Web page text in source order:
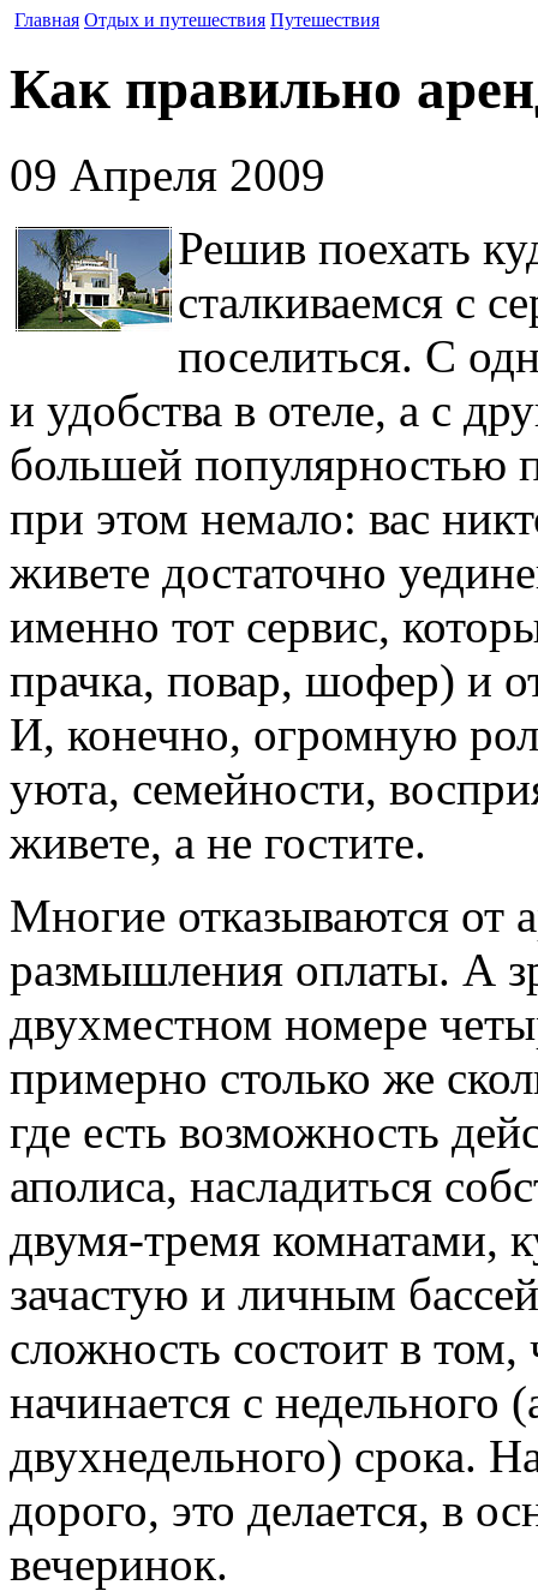
Главная Отдых и путешествия Путешествия
Как правильно
09 Апреля 2009
Решив поехать
сталкиваемся с
поселиться. С
и удобства в отеле, а с
большей популярностью
при этом немало: вас
живете достаточно
именно тот сервис,
прачка, повар, шофер) и
И, конечно, огромную
уюта, семейности,
живете, а не гостите.
Многие отказываются от
размышления оплаты. А
двухместном номере
примерно столько же
где есть возможность
аполиса, насладиться
двумя-тремя комнатами,
зачастую и личным
сложность состоит в том,
начинается с недельного
двухнедельного) срока.
дорого, это делается, в
вечеринок.